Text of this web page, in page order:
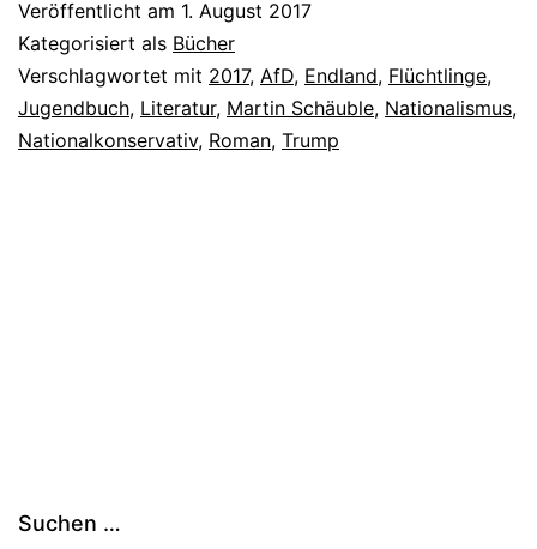
Veröffentlicht am 1. August 2017
Kategorisiert als Bücher
Verschlagwortet mit 2017, AfD, Endland, Flüchtlinge,
Jugendbuch, Literatur, Martin Schäuble, Nationalismus,
Nationalkonservativ, Roman, Trump
Suchen …